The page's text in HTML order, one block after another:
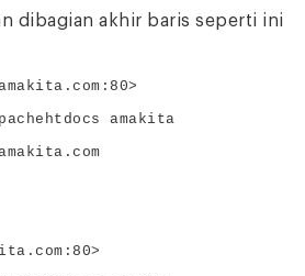
dibagian akhir baris seperti ini
amakita